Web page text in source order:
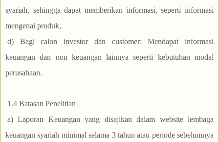
syariah, sehingga dapat memberikan informasi, seperti informasi
mengenai produk,
d) Bagi calon investor dan customer: Mendapat informasi
keuangan dan non keuangan lainnya seperti kebutuhan modal
perusahaan.
1.4 Batasan Penelitian
a) Laporan Keuangan yang disajikan dalam website lembaga
keuangan syariah minimal selama 3 tahun atau periode sebelumnya